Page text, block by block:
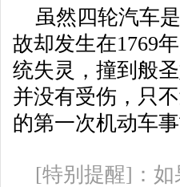
虽然四轮汽车是
故却发生在1769
统失灵，撞到般
并没有受伤，只
的第一次机动车事
[特别提醒]：